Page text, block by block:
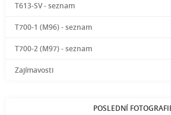
T613-SV - seznam
T700-1 (M96) - seznam
T700-2 (M97) - seznam
Zajímavosti
POSLEDNÍ